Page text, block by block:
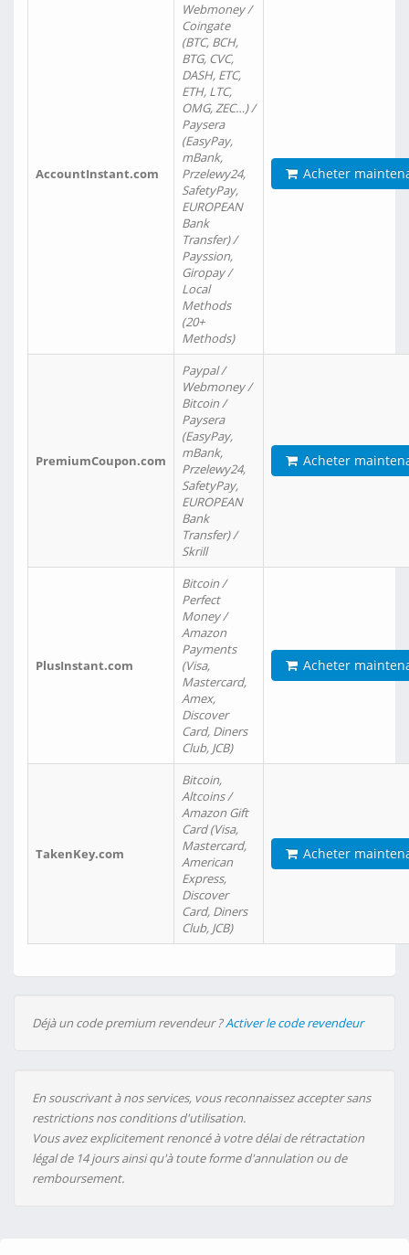
AccountInstant.com
Webmoney /
Coingate
(BTC, BCH,
BTG, CVC,
DASH, ETC,
ETH, LTC,
OMG, ZEC…) /
Paysera
(EasyPay,
mBank,
Przelewy24,
SafetyPay,
EUROPEAN
Bank
Transfer) /
Payssion,
Giropay /
Local
Methods
(20+
Methods)
Acheter
PremiumCoupon.com
Paypal /
Webmoney /
Bitcoin /
Paysera
(EasyPay,
mBank,
Przelewy24,
SafetyPay,
EUROPEAN
Bank
Transfer) /
Skrill
Acheter
PlusInstant.com
Bitcoin /
Perfect
Money /
Amazon
Payments
(Visa,
Mastercard,
Amex,
Discover
Card, Diners
Club, JCB)
Acheter
TakenKey.com
Bitcoin,
Altcoins /
Amazon Gift
Card (Visa,
Mastercard,
American
Express,
Discover
Card, Diners
Club, JCB)
Acheter
Déjà un code premium revendeur ?Activer le code revendeur
En souscrivant à nos services, vous reconnaissez accepter sans
restrictions nos conditions d'utilisation.
Vous avez explicitement renoncé à votre délai de rétractation
légal de 14 jours ainsi qu'à toute forme d'annulation ou de
remboursement.